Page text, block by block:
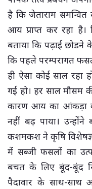
है कि जेताराम
आय प्राप्त कर रहा
बताया कि पढ़ाई छोडने
कि पहले परम्परागत
ही ऐसा कोई साल
गई हो। हर साल मौसम
कारण आय का आंकड़ा
नहीं बढ़ पाया।
कशमकश ने कृषि
में सब्जी फसलों का
बचत के लिए बूंद-बूंद
पैदावार के साथ-साथ